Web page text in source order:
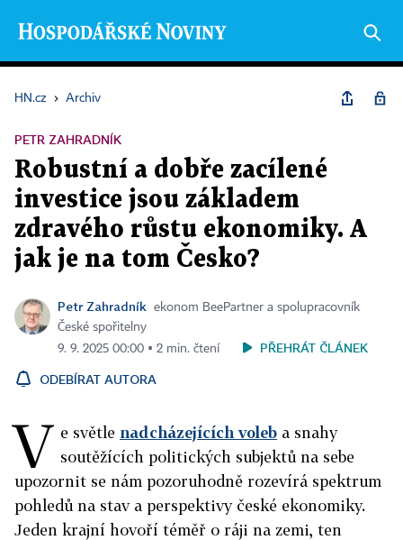
HN.cz › Archiv
PETR ZAHRADNÍK
Robustní a dobře zacílené
investice jsou základem
zdravého růstu ekonomiky. A
jak je na tom Česko?
Petr Zahradník
ekonom BeePartner a spolupracovník
České spořitelny
9. 9. 2025 00:00 ▪ 2 min. čtení
PŘEHRÁT ČLÁNEK
ODEBÍRAT AUTORA
V e světle nadcházejících voleb a snahy
soutěžících politických subjektů na sebe
upozornit se nám pozoruhodně rozevírá spektrum
pohledů na stav a perspektivy české ekonomiky.
Jeden krajní hovoří téměř o ráji na zemi, ten